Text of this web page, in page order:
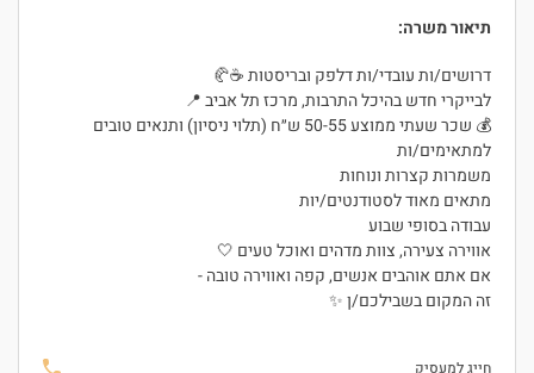
תיאור משרה:
דרושים/ות עובדי/ות דלפק ובריסטות ☕🥐
לבייקרי חדש בהיכל התרבות, מרכז תל אביב 📍
💰 שכר שעתי ממוצע 50-55 ש״ח (תלוי ניסיון) ותנאים טובים
למתאימים/ות
משמרות קצרות ונוחות
מתאים מאוד לסטודנטים/יות
עבודה בסופי שבוע
אווירה צעירה, צוות מדהים ואוכל טעים 🤍
אם אתם אוהבים אנשים, קפה ואווירה טובה -
זה המקום בשבילכם/ן ✨
חייג למעסיק